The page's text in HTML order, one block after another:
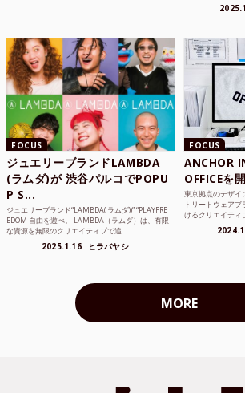
FOCUS
ジュエリーブランドLAMBDA
(ラムダ)が 渋谷パルコでPOPU
P S...
ジュエリーブランド“LAMBDA( ラムダ))” “PLAYFRE
EDOM 自由を遊べ。 LAMBDA（ラムダ）は、有限
な資源を無限のクリエイティブで追...
2025.1.16 ヒラバヤシ
FOCUS
ANCHOR
OFFICEを開
東京拠点のデザイ
トリートウェア
けるクリエイティ
MORE